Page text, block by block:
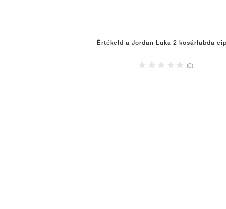
Értékeld a Jordan Luka 2 kosárlabda
(0)